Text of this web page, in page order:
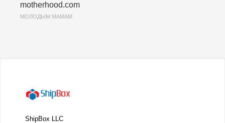
motherhood.com
МОЛОДЫМ МАМАМ
ShipBox LLC